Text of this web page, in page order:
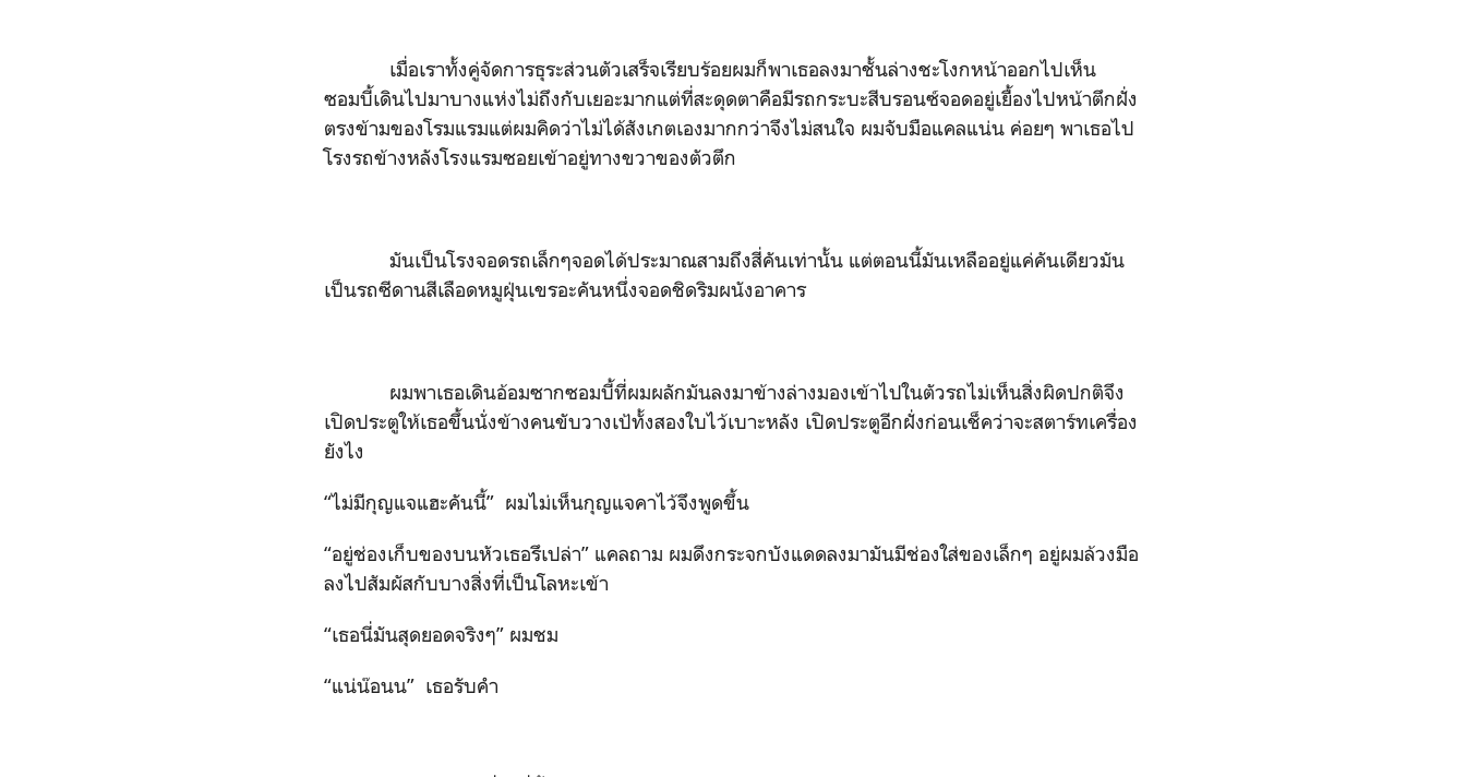
เมื่อเราทั้งคู่จัดการธุระส่วนตัวเสร็จเรียบร้อยผมก็พาเธอลงมาชั้นล่างชะโงกหน้าออกไปเห็น
ซอมบี้เดินไปมาบางแห่งไม่ถึงกับเยอะมากแต่ที่สะดุดตาคือมีรถกระบะสีบรอนซ์จอดอยู่เยื้องไปหน้าตึกฝั่ง
ตรงข้ามของโรมแรมแต่ผมคิดว่าไม่ได้สังเกตเองมากกว่าจึงไม่สนใจ ผมจับมือแคลแน่น ค่อยๆ พาเธอไป
โรงรถข้างหลังโรงแรมซอยเข้าอยู่ทางขวาของตัวตึก
มันเป็นโรงจอดรถเล็กๆจอดได้ประมาณสามถึงสี่คันเท่านั้น แต่ตอนนี้มันเหลืออยู่แค่คันเดียวมัน
เป็นรถซีดานสีเลือดหมูฝุ่นเขรอะคันหนึ่งจอดชิดริมผนังอาคาร
ผมพาเธอเดินอ้อมซากซอมบี้ที่ผมผลักมันลงมาข้างล่างมองเข้าไปในตัวรถไม่เห็นสิ่งผิดปกติจึง
เปิดประตูให้เธอขึ้นนั่งข้างคนขับวางเป้ทั้งสองใบไว้เบาะหลัง เปิดประตูอีกฝั่งก่อนเช็คว่าจะสตาร์ทเครื่อง
ยังไง
“ไม่มีกุญแจแฮะคันนี้” ผมไม่เห็นกุญแจคาไว้จึงพูดขึ้น
“อยู่ช่องเก็บของบนหัวเธอรึเปล่า” แคลถาม ผมดึงกระจกบังแดดลงมามันมีช่องใส่ของเล็กๆ อยู่ผมล้วงมือ
ลงไปสัมผัสกับบางสิ่งที่เป็นโลหะเข้า
“เธอนี่มันสุดยอดจริงๆ” ผมชม
“แน่น๊อนน” เธอรับคำ